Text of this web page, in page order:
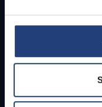
Studenten
PhD-